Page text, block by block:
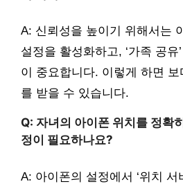
A: 신뢰성을 높이기 위해서는
설정을 활성화하고, ‘가족 공유
이 중요합니다. 이렇게 하면
를 받을 수 있습니다.
Q: 자녀의 아이폰 위치를 정확
정이 필요하나요?
A: 아이폰의 설정에서 ‘위치 서